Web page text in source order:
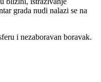
grada nudi nalazi se na
i nezaboravan boravak.